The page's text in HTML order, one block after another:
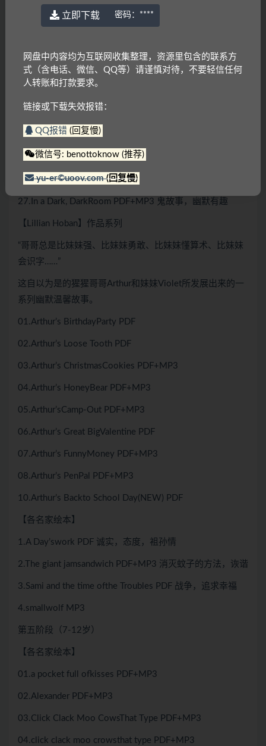
16.Buffalo Bill and thePony Express PDF 勇气、荣耀，真
实故事改编
19.The 18 PennyGoose PDF 逆境中的关怀，真实故事改编
22.A Bear forMiguel PDF 勇气、慷慨
23.SnowshoeThompson PDF 信任，真实故事改编
24.SmallWolf PDF 印第安人的历史
26.Ghosts PDF 鬼故事，幽默有趣
27.In a Dark, DarkRoom PDF+MP3 鬼故事，幽默有趣
【Lillian Hoban】作品系列
“哥哥总是比妹妹强、比妹妹勇敢、比妹妹懂算术、比妹妹
会识字……”
这自以为是的猩猩哥哥Arthur和妹妹Violet所发展出来的一
系列幽默温馨故事。
01.Arthur’s BirthdayParty PDF
02.Arthur’s Loose Tooth PDF
03.Arthur’s ChristmasCookies PDF+MP3
04.Arthur’s HoneyBear PDF+MP3
05.Arthur’sCamp-Out PDF+MP3
06.Arthur’s Great BigValentine PDF
07.Arthur’s FunnyMoney PDF+MP3
08.Arthur’s PenPal PDF+MP3
10.Arthur’s Backto School Day(NEW) PDF
【各名家绘本】
1.A Day’swork PDF 诚实，态度，袓孙情
2.The giant jamsandwich PDF+MP3 消灭蚊子的方法，诙谐
3.Sami and the time ofthe Troubles PDF 战争，追求幸福
4.smallwolf MP3
第五阶段（7-12岁）
【各名家绘本】
01.a pocket full ofkisses PDF+MP3
02.Alexander PDF+MP3
03.Click Clack Moo CowsThat Type PDF+MP3
04.click clack moo crowsthat type PDF+MP3
立即下载 密码： ****
网盘中内容均为互联网收集整理，资源里包含的联系方
式（含电话、微信、QQ等）请谨慎对待，不要轻信任何
人转账和打款要求。
链接或下载失效报错：
QQ报错(回复慢)
微信号: benottoknow (推荐)
yu-er©uoov.com(回复慢)